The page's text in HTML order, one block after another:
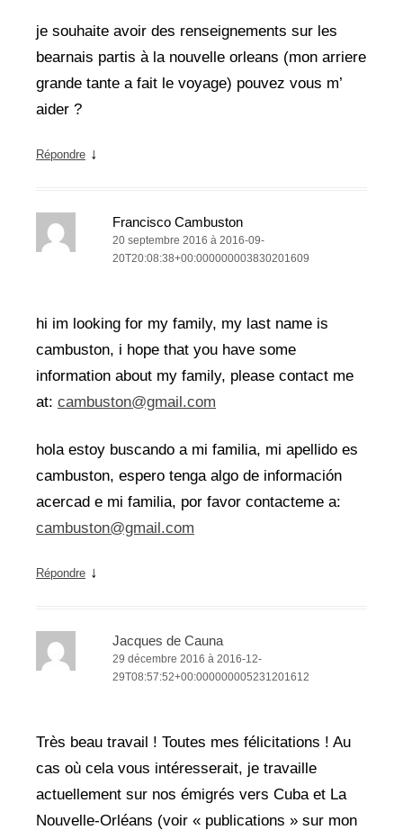
je souhaite avoir des renseignements sur les
bearnais partis à la nouvelle orleans (mon arriere
grande tante a fait le voyage) pouvez vous m’
aider ?
Répondre ↓
Francisco Cambuston
20 septembre 2016 à 2016-09-
20T20:08:38+00:000000003830201609
hi im looking for my family, my last name is
cambuston, i hope that you have some
information about my family, please contact me
at: cambuston@gmail.com
hola estoy buscando a mi familia, mi apellido es
cambuston, espero tenga algo de información
acercad e mi familia, por favor contacteme a:
cambuston@gmail.com
Répondre ↓
Jacques de Cauna
29 décembre 2016 à 2016-12-
29T08:57:52+00:000000005231201612
Très beau travail ! Toutes mes félicitations ! Au
cas où cela vous intéresserait, je travaille
actuellement sur nos émigrés vers Cuba et La
Nouvelle-Orléans (voir « publications » sur mon